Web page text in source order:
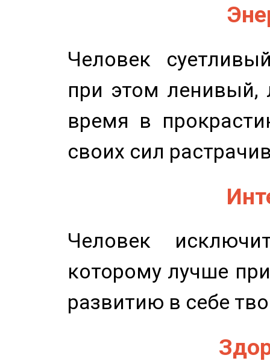
Человек
при этом
время в
своих сил
Человек
которому лучше
развитию в себе